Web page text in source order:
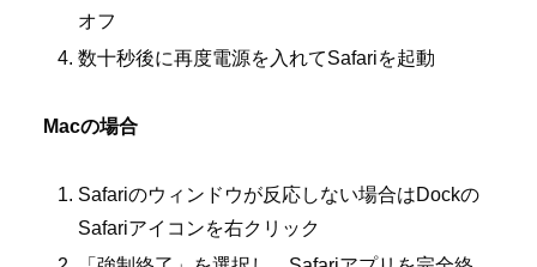
オフ
数十秒後に再度電源を入れてSafariを起動
Macの場合
Safariのウィンドウが反応しない場合はDockの
Safariアイコンを右クリック